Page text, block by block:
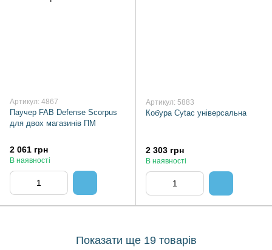
Артикул: 4867
Паучер FAB Defense Scorpus
для двох магазинів ПМ
2 061 грн
В наявності
Артикул: 5883
Кобура Cytac універсальна
2 303 грн
В наявності
Показати ще 19 товарів